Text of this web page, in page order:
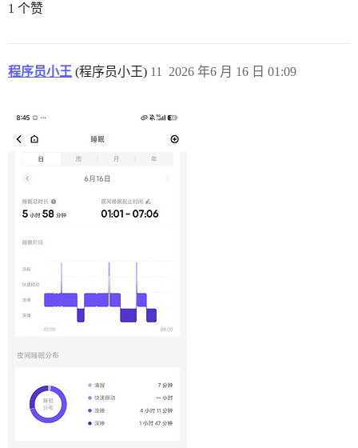
1 个赞
程序员小王 (程序员小王) 2026 年6 月 16 日 01:09
11